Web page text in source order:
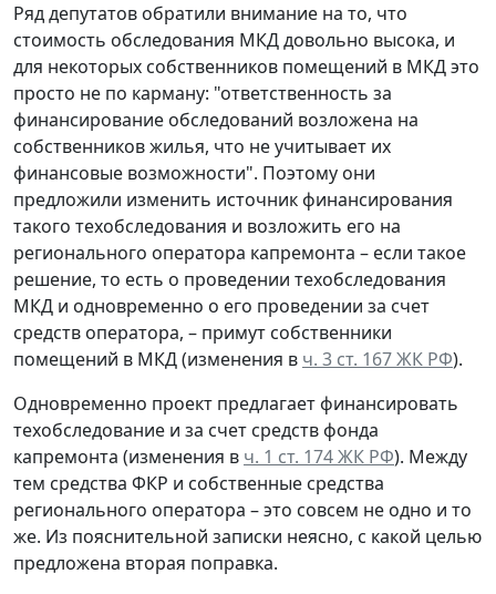
Ряд депутатов обратили внимание на то, что
стоимость обследования МКД довольно высока, и
для некоторых собственников помещений в МКД это
просто не по карману: "ответственность за
финансирование обследований возложена на
собственников жилья, что не учитывает их
финансовые возможности". Поэтому они
предложили изменить источник финансирования
такого техобследования и возложить его на
регионального оператора капремонта – если такое
решение, то есть о проведении техобследования
МКД и одновременно о его проведении за счет
средств оператора, – примут собственники
помещений в МКД (изменения в ч. 3 ст. 167 ЖК РФ).
Одновременно проект предлагает финансировать
техобследование и за счет средств фонда
капремонта (изменения в ч. 1 ст. 174 ЖК РФ). Между
тем средства ФКР и собственные средства
регионального оператора – это совсем не одно и то
же. Из пояснительной записки неясно, с какой целью
предложена вторая поправка.